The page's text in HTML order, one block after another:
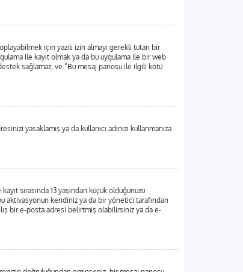
için yazılı izin almayı gerekli tutan bir
ile kayıt olmak ya da bu uygulama ile bir web
sağlamaz, ve “Bu mesaj panosu ile ilgili kötü
yasaklamış ya da kullanıcı adınızı kullanmanıza
sırasında 13 yaşından küçük olduğunuzu
aktivasyonun kendiniz ya da bir yönetici tarafından
bir e-posta adresi belirtmiş olabilirsiniz ya da e-